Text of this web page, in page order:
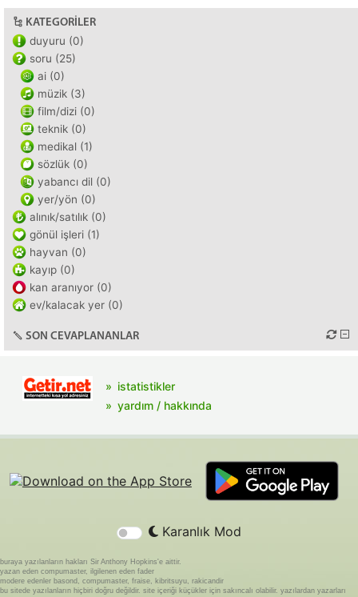
KATEGORILER
duyuru (0)
soru (25)
ai (0)
müzik (3)
film/dizi (0)
teknik (0)
medikal (1)
sözlük (0)
yabancı dil (0)
yer/yön (0)
alınık/satılık (0)
gönül işleri (1)
hayvan (0)
kayıp (0)
kan aranıyor (0)
ev/kalacak yer (0)
SON CEVAPLANANLAR
istatistikler
yardım / hakkında
Karanlık Mod
buraya yazılanların hakları Sir Anthony Hopkins'e aittir.
yazan eden compumaster, ilgilenen eden fader
modere edenler basond, compumaster, fraise, kibritsuyu, rakicandir
bu sitede yazılanların hiçbiri doğru değildir. site içeriği küçükler için sakıncalı olabilir. yazılardan yazarları